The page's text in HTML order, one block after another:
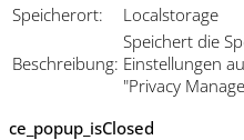
Speicherort:
Localstorage
Beschreibung:
Speichert die
Einstellungen
"Privacy
ce_popup_isClosed